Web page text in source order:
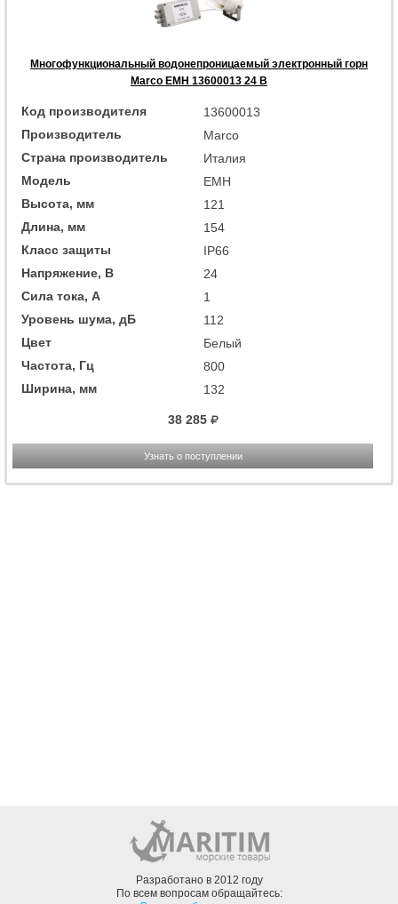
Многофункциональный водонепроницаемый электронный горн
Marco EMH 13600013 24 В
Код производителя
13600013
Производитель
Marco
Страна производитель
Италия
Модель
EMH
Высота, мм
121
Длина, мм
154
Класс защиты
IP66
Напряжение, В
24
Сила тока, А
1
Уровень шума, дБ
112
Цвет
Белый
Частота, Гц
800
Ширина, мм
132
38 285
Узнать о поступлении
Разработано в 2012 году
По всем вопросам обращайтесь: